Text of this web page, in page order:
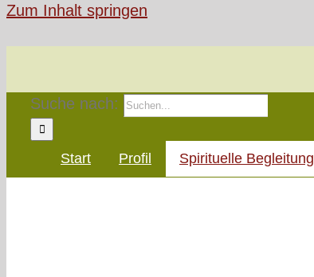
Zum Inhalt springen
Suche nach:
Start Profil Spirituelle Begleitung